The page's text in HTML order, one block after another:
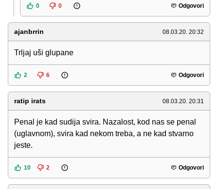
0 0 Odgovori
ajanbrrin 08.03.20. 20:32
Trljaj uši glupane
2 6 Odgovori
ratip irats 08.03.20. 20:31
Penal je kad sudija svira. Nazalost, kod nas se penal
(uglavnom), svira kad nekom treba, a ne kad stvarno
jeste.
10 2 Odgovori